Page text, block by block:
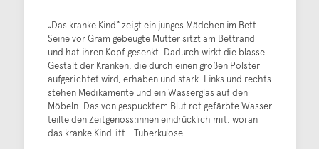
„Das kranke Kind“ zeigt ein junges Mädchen im Bett.
Seine vor Gram gebeugte Mutter sitzt am Bettrand
und hat ihren Kopf gesenkt. Dadurch wirkt die blasse
Gestalt der Kranken, die durch einen großen Polster
aufgerichtet wird, erhaben und stark. Links und rechts
stehen Medikamente und ein Wasserglas auf den
Möbeln. Das von gespucktem Blut rot gefärbte Wasser
teilte den Zeitgenoss:innen eindrücklich mit, woran
das kranke Kind litt - Tuberkulose.